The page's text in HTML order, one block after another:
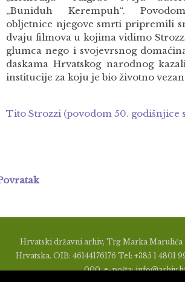
„Buniduh Kerempuh“.
obljetnice njegove smrti pripremili
dvaju filmova u kojima vidimo
glumca nego i svojevrsnog
daskama Hrvatskog narodnog
institucije za koju je bio životno
Tito Strozzi (povodom 50. godišnjice
Hrvatski državni arhiv, Trg Marka Marulića
Hrvatska. OIB: 46144176176 Tel: +385 1 4801
000, e-pošta: